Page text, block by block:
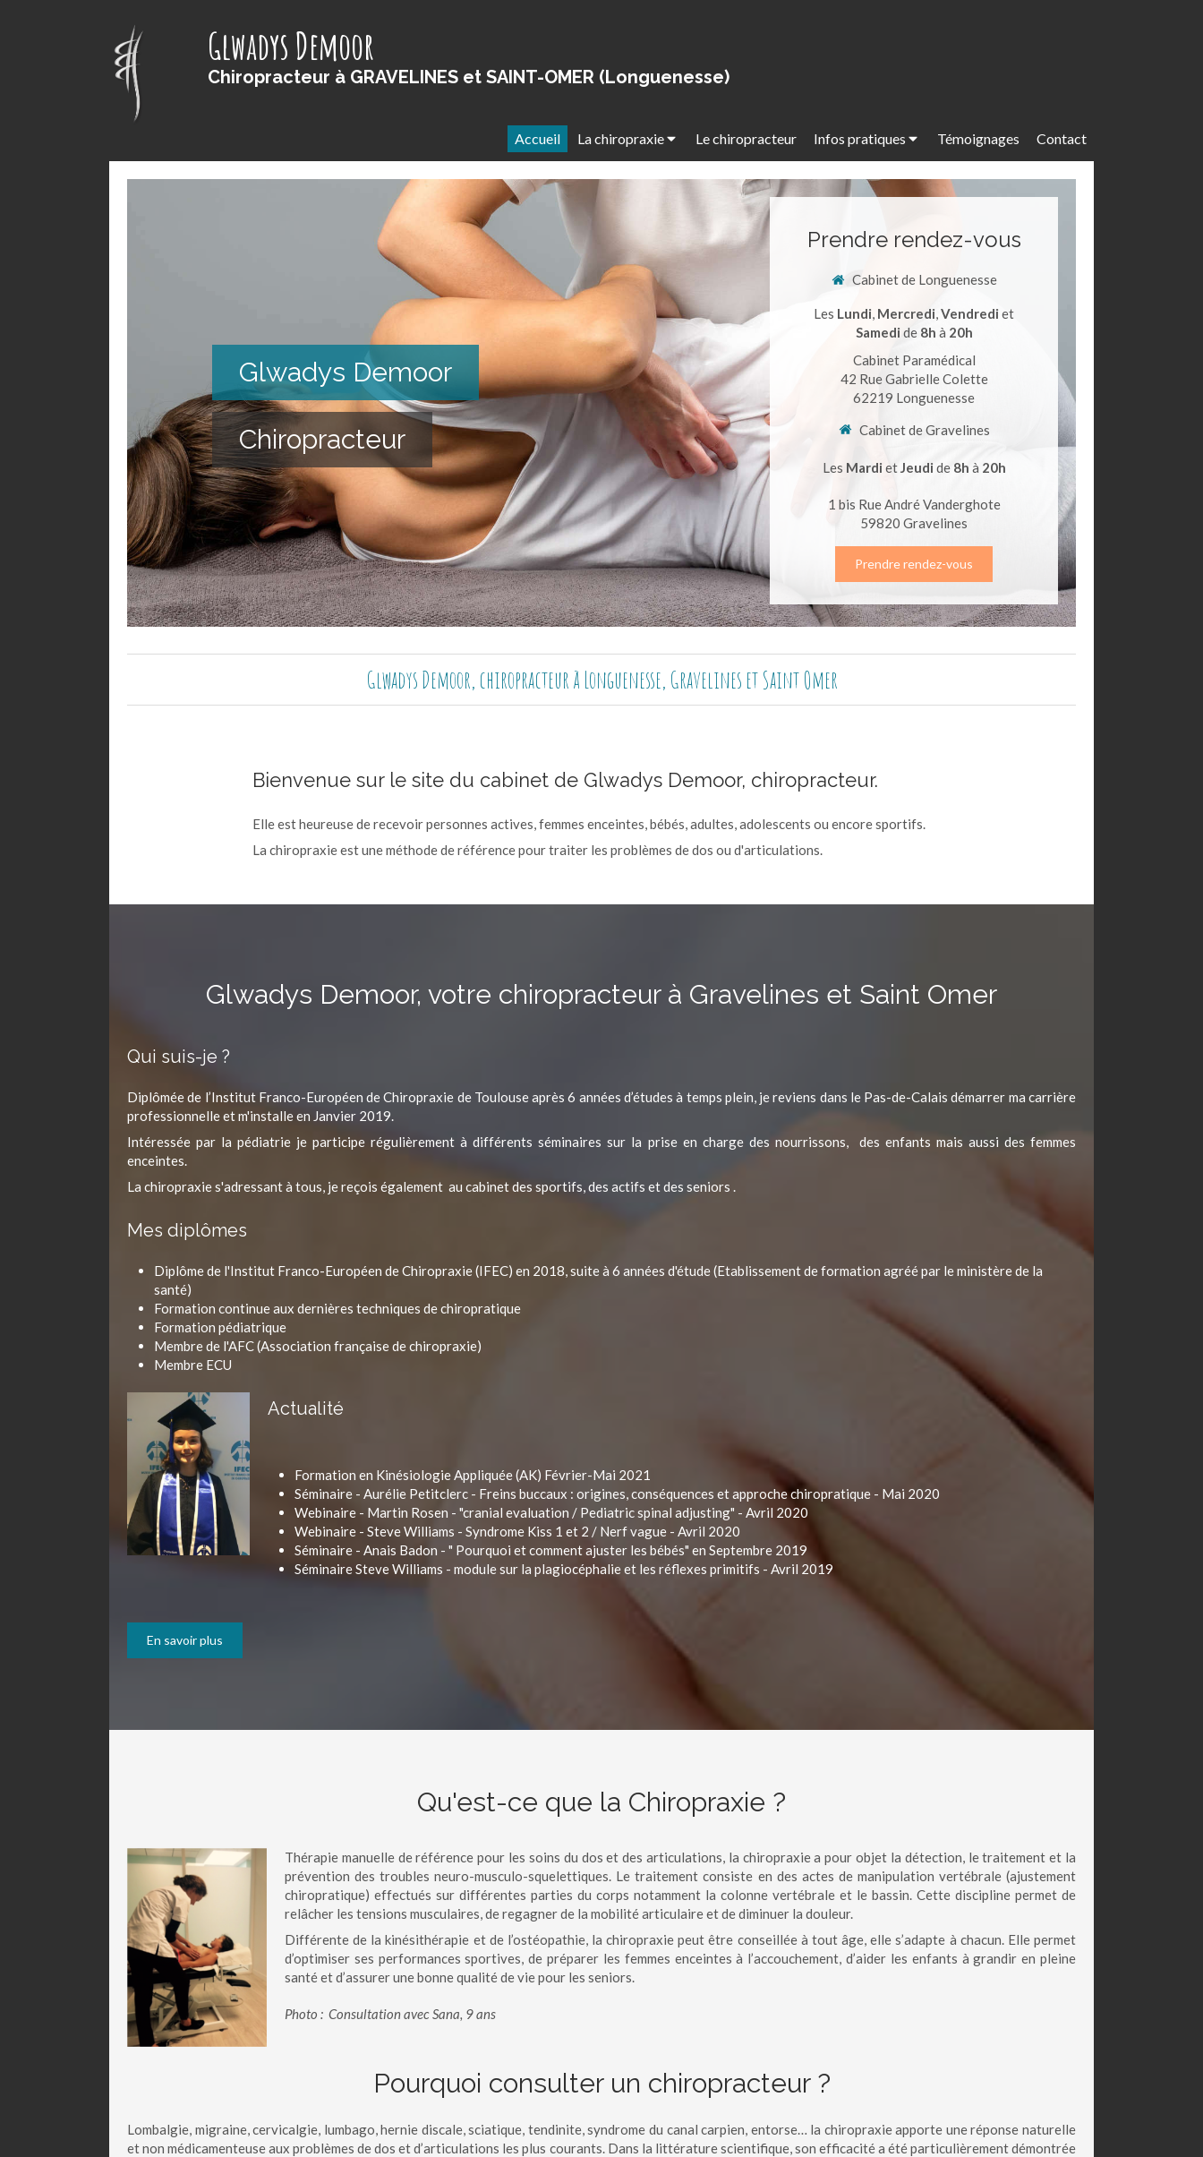
Glwadys Demoor
Chiropracteur à GRAVELINES et SAINT-OMER (Longuenesse)
Accueil La chiropraxie Le chiropracteur Infos pratiques Témoignages Contact
Prendre rendez-vous
Cabinet de Longuenesse
Les Lundi Mercredi Vendredi et
Samedi de 8h à 20h
Cabinet Paramédical
42 Rue Gabrielle Colette
62219 Longuenesse
Cabinet de Gravelines
Les Mardi etJeudide 8h à 20h
1 bis Rue André Vanderghote
59820 Gravelines
Prendre rendez-vous
Glwadys Demoor
Chiropracteur
Glwadys Demoor, chiropracteur à Longuenesse, Gravelines et Saint Omer
Bienvenue sur le site du cabinet de Glwadys Demoor, chiropracteur.
Elle est heureuse de recevoir personnes actives, femmes enceintes, bébés, adultes, adolescents ou encore sportifs.
La chiropraxie est une méthode de référence pour traiter les problèmes de dos ou d'articulations.
Glwadys Demoor, votre chiropracteur à Gravelines et Saint Omer
Qui suis-je ?
Diplômée de l’Institut Franco-Européen de Chiropraxie de Toulouse après 6 années d’études à temps plein, je reviens dans le Pas-de-Calais démarrer ma carrière
professionnelle et m'installe en Janvier 2019.
Intéressée par la pédiatrie je participe régulièrement à différents séminaires sur la prise en charge des nourrissons, des enfants mais aussi des femmes
enceintes.
La chiropraxie s'adressant à tous, je reçois également au cabinet des sportifs, des actifs et des seniors .
Mes diplômes
Diplôme de l'Institut Franco-Européen de Chiropraxie (IFEC) en 2018, suite à 6 années d'étude (Etablissement de formation agréé par le ministère de la
santé)
Formation continue aux dernières techniques de chiropratique
Formation pédiatrique
Membre de l'AFC (Association française de chiropraxie)
Membre ECU
Actualité
Formation en Kinésiologie Appliquée (AK) Février-Mai 2021
Séminaire - Aurélie Petitclerc - Freins buccaux : origines, conséquences et approche chiropratique - Mai 2020
Webinaire - Martin Rosen - "cranial evaluation / Pediatric spinal adjusting" - Avril 2020
Webinaire - Steve Williams - Syndrome Kiss 1 et 2 / Nerf vague - Avril 2020
Séminaire - Anais Badon - " Pourquoi et comment ajuster les bébés" en Septembre 2019
Séminaire Steve Williams - module sur la plagiocéphalie et les réflexes primitifs - Avril 2019
En savoir plus
Qu'est-ce que la Chiropraxie ?
Thérapie manuelle de référence pour les soins du dos et des articulations, la chiropraxie a pour objet la détection, le traitement et la
prévention des troubles neuro-musculo-squelettiques. Le traitement consiste en des actes de manipulation vertébrale (ajustement
chiropratique) effectués sur différentes parties du corps notamment la colonne vertébrale et le bassin. Cette discipline permet de
relâcher les tensions musculaires, de regagner de la mobilité articulaire et de diminuer la douleur.
Différente de la kinésithérapie et de l’ostéopathie, la chiropraxie peut être conseillée à tout âge, elle s’adapte à chacun. Elle permet
d’optimiser ses performances sportives, de préparer les femmes enceintes à l’accouchement, d’aider les enfants à grandir en pleine
santé et d’assurer une bonne qualité de vie pour les seniors.
Photo : Consultation avec Sana, 9 ans
Pourquoi consulter un chiropracteur ?
Lombalgie, migraine, cervicalgie, lumbago, hernie discale, sciatique, tendinite, syndrome du canal carpien, entorse… la chiropraxie apporte une réponse naturelle
et non médicamenteuse aux problèmes de dos et d’articulations les plus courants. Dans la littérature scientifique, son efficacité a été particulièrement démontrée